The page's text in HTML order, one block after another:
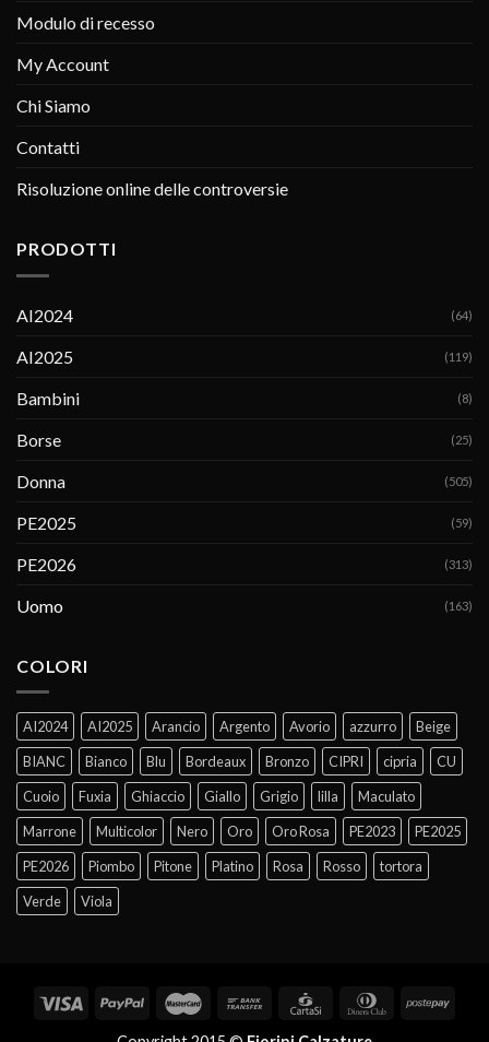
Modulo di recesso
My Account
Chi Siamo
Contatti
Risoluzione online delle controversie
PRODOTTI
AI2024 (64)
AI2025 (119)
Bambini (8)
Borse (25)
Donna (505)
PE2025 (59)
PE2026 (313)
Uomo (163)
COLORI
AI2024 AI2025 Arancio Argento Avorio azzurro
Beige
BIANC
Bianco Blu Bordeaux Bronzo CIPRI cipria
CU
Cuoio
Fuxia Ghiaccio Giallo Grigio lilla
Maculato
Marrone
Multicolor Nero Oro Oro Rosa PE2023
PE2025
PE2026
Piombo Pitone Platino Rosa Rosso
tortora
Verde
Viola